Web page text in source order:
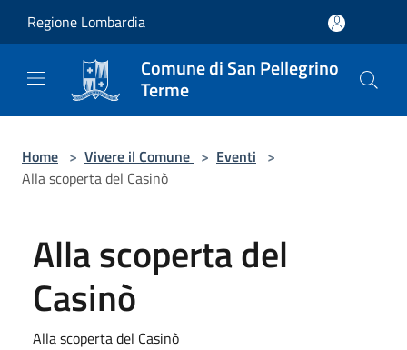
Regione Lombardia
Comune di San Pellegrino
Terme
Home > Vivere il Comune > Eventi >
Alla scoperta del Casinò
Alla scoperta del
Casinò
Alla scoperta del Casinò